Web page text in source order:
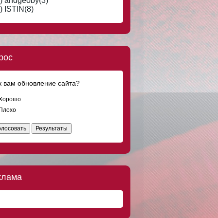
Что-то странное творится в мире.
Отношения обесцениваются, сникерс
дорожает. Вот за сникерс вообще
8 авг 2016, 19:23
Мужчинам тоже тяжело... Встретишь
Ищу добрую, скромную, ласковую
музыку и поэзию Серебряного века, для
DOC8673
8 авг 2016, 17:45
Где я только не был! Греция, Испания,
Мальдивах я тоже не был.
трясут пистолет в баке.
ISTIN(8)
вам обновление сайта?
Результаты